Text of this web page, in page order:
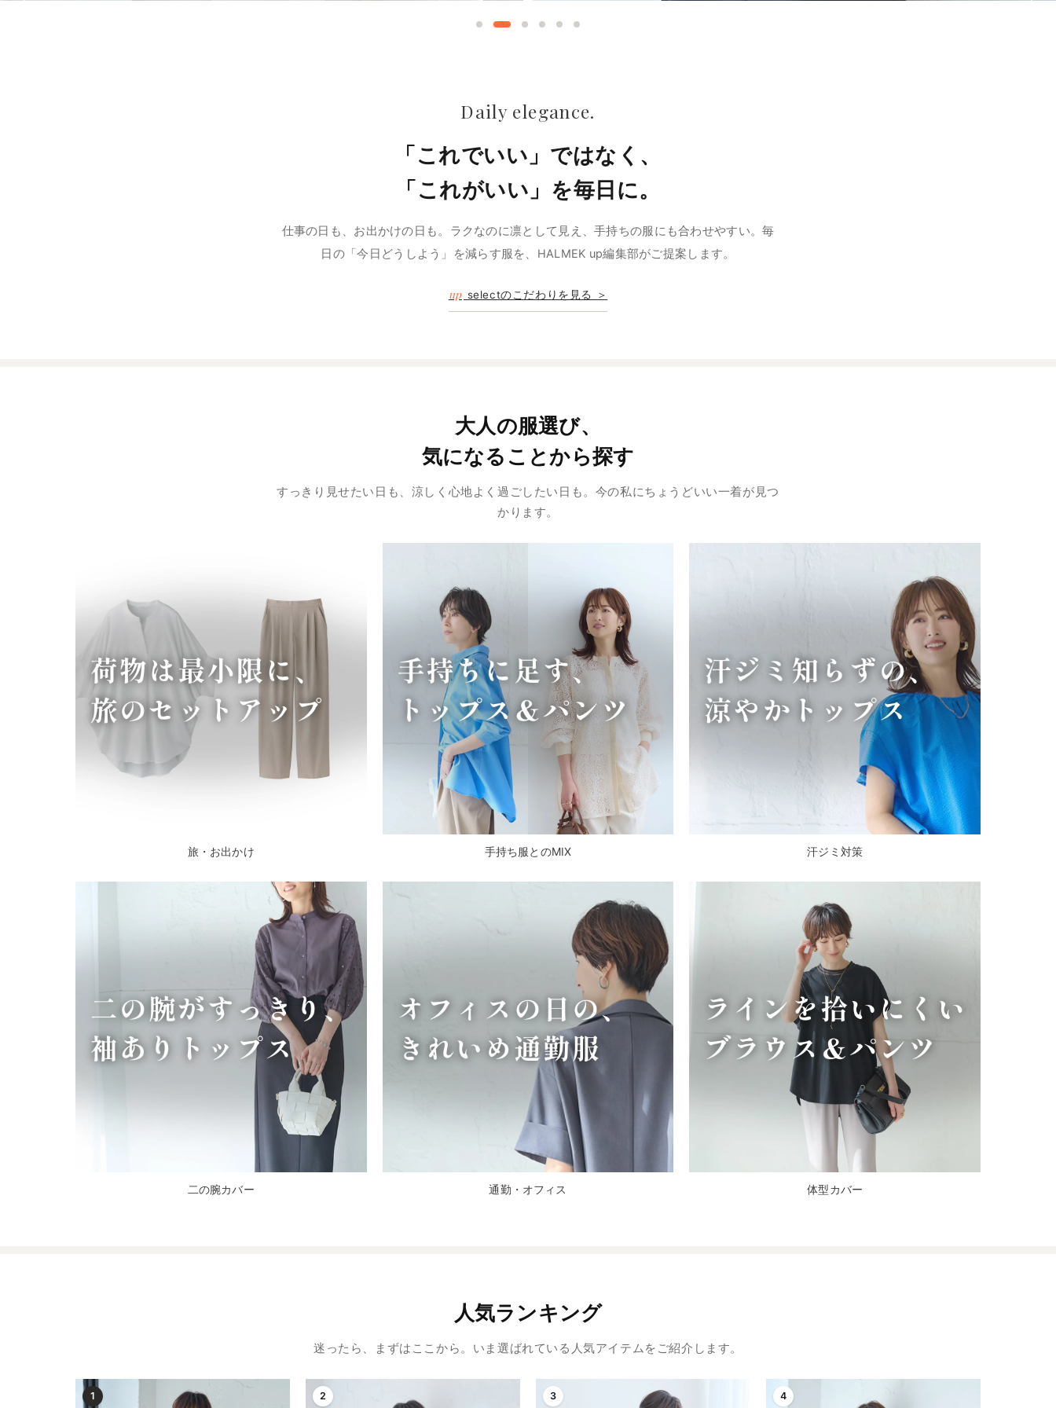
Daily elegance.
「これでいい」ではなく、
「これがいい」を毎日に。
仕事の日も、お出かけの日も。ラクなのに凛として見え、手持ちの服にも合わせやすい。毎
日の「今日どうしよう」を減らす服を、HALMEK up編集部がご提案します。
up selectのこだわりを見る ＞
大人の服選び、
気になることから探す
すっきり見せたい日も、涼しく心地よく過ごしたい日も。今の私にちょうどいい一着が見つ
かります。
旅・お出かけ 手持ち服とのMIX 汗ジミ対策
二の腕カバー 通勤・オフィス 体型カバー
人気ランキング
迷ったら、まずはここから。いま選ばれている人気アイテムをご紹介します。
1 2 3 4